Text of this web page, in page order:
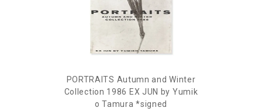
PORTRAITS Autumn and Winter
Collection 1986 EX JUN by Yumik
o Tamura *signed